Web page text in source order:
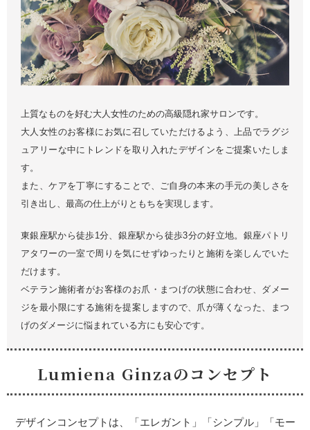
上質なものを好む大人女性のための高級隠れ家サロンです。
大人女性のお客様にお気に召していただけるよう、上品でラグジ
ュアリーな中にトレンドを取り入れたデザインをご提案いたしま
す。
また、ケアを丁寧にすることで、ご自身の本来の手元の美しさを
引き出し、最高の仕上がりともちを実現します。
東銀座駅から徒歩1分、銀座駅から徒歩3分の好立地。銀座パトリ
アタワーの一室で周りを気にせずゆったりと施術を楽しんでいた
だけます。
ベテラン施術者がお客様のお爪・まつげの状態に合わせ、ダメー
ジを最小限にする施術を提案しますので、爪が薄くなった、まつ
げのダメージに悩まれている方にも安心です。
Lumiena Ginzaのコンセプト
デザインコンセプトは、「エレガント」「シンプル」「モー